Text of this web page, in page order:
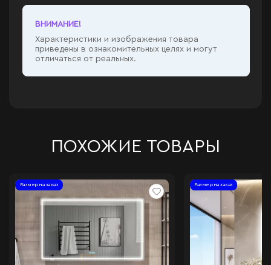
ВНИМАНИЕ!
Характеристики и изображения товара
приведены в ознакомительных целях и могут
отличаться от реальных.
ПОХОЖИЕ ТОВАРЫ
Размер на заказ Размер на заказ